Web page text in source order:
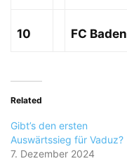
10 FC Baden
Related
Gibt’s den ersten
Auswärtssieg für Vaduz?
7. Dezember 2024